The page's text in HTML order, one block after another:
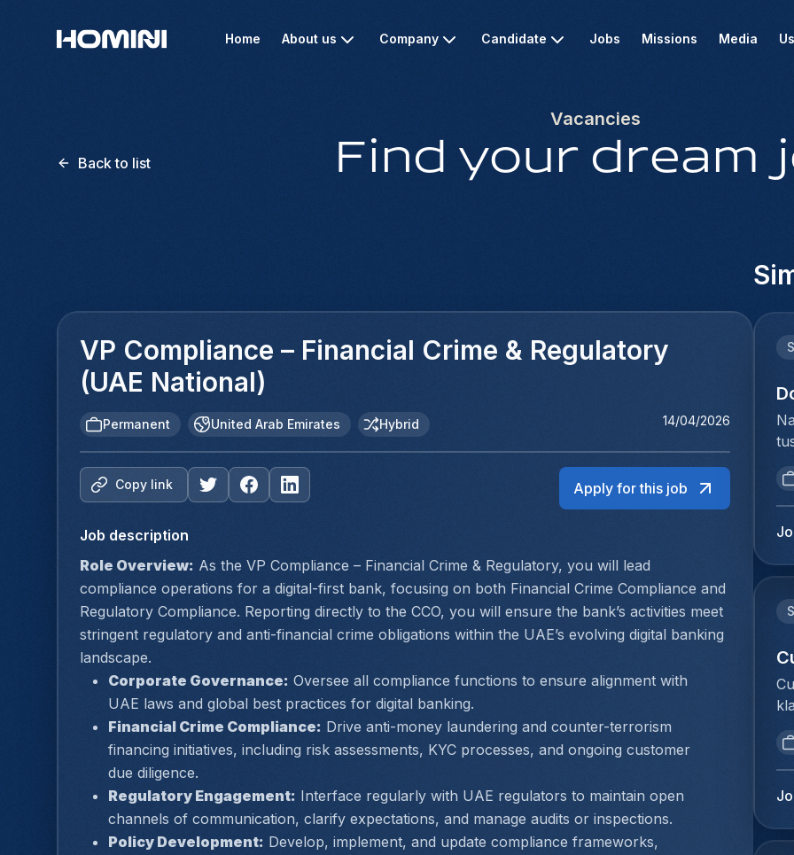
Home About us Company Candidate Jobs Missions Media
Vacancies
Find your dream
Back to list
VP Compliance – Financial Crime & Regulatory
(UAE National)
Permanent United Arab Emirates Hybrid 14/04/2026
Copy link Apply for this job
Job description
Role Overview: As the VP Compliance – Financial Crime & Regulatory, you will lead
compliance operations for a digital-first bank, focusing on both Financial Crime Compliance and
Regulatory Compliance. Reporting directly to the CCO, you will ensure the bank’s activities meet
stringent regulatory and anti-financial crime obligations within the UAE’s evolving digital banking
landscape.
Corporate Governance: Oversee all compliance functions to ensure alignment with
UAE laws and global best practices for digital banking.
Financial Crime Compliance: Drive anti-money laundering and counter-terrorism
financing initiatives, including risk assessments, KYC processes, and ongoing customer
due diligence.
Regulatory Engagement: Interface regularly with UAE regulators to maintain open
channels of communication, clarify expectations, and manage audits or inspections.
Policy Development: Develop, implement, and update compliance frameworks,